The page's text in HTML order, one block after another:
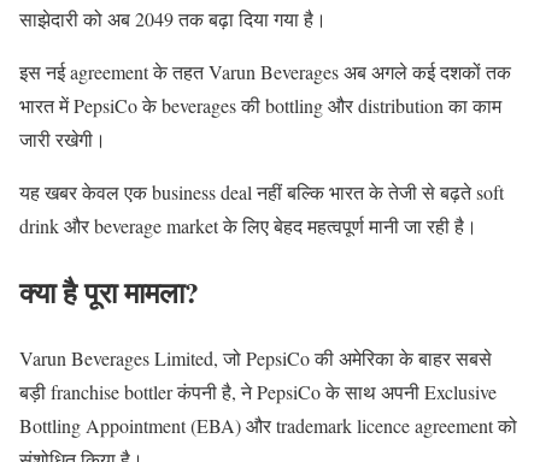
साझेदारी को अब 2049 तक बढ़ा दिया गया है।
इस नई agreement के तहत Varun Beverages अब अगले कई दशकों तक
भारत में PepsiCo के beverages की bottling और distribution का काम
जारी रखेगी।
यह खबर केवल एक business deal नहीं बल्कि भारत के तेजी से बढ़ते soft
drink और beverage market के लिए बेहद महत्वपूर्ण मानी जा रही है।
क्या है पूरा मामला?
Varun Beverages Limited, जो PepsiCo की अमेरिका के बाहर सबसे
बड़ी franchise bottler कंपनी है, ने PepsiCo के साथ अपनी Exclusive
Bottling Appointment (EBA) और trademark licence agreement को